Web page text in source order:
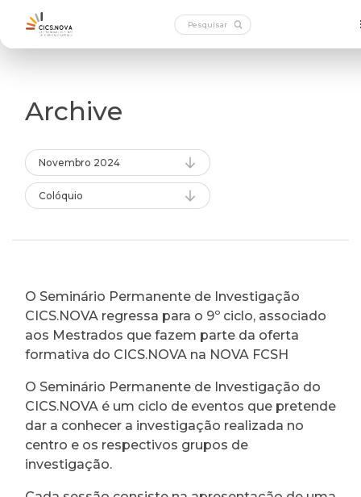
Archive
Novembro 2024
Colóquio
O Seminário Permanente de Investigação
CICS.NOVA regressa para o 9º ciclo, associado
aos Mestrados que fazem parte da oferta
formativa do CICS.NOVA na NOVA FCSH
O Seminário Permanente de Investigação do
CICS.NOVA é um ciclo de eventos que pretende
dar a conhecer a investigação realizada no
centro e os respectivos grupos de
investigação.